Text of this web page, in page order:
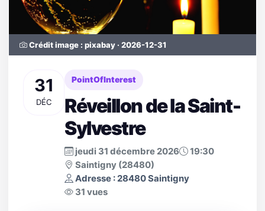
Crédit image : pixabay · 2026-12-31
31
DÉC
PointOfInterest
Réveillon de la Saint-
Sylvestre
jeudi 31 décembre 2026
19:30
Saintigny (28480)
Adresse : 28480 Saintigny
31 vues